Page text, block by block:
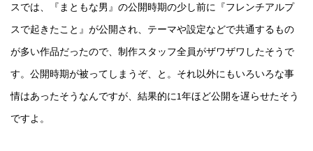
スでは、『まともな男』の公開時期の少し前に『フレンチアルプ
スで起きたこと』が公開され、テーマや設定などで共通するもの
が多い作品だったので、制作スタッフ全員がザワザワしたそうで
す。公開時期が被ってしまうぞ、と。それ以外にもいろいろな事
情はあったそうなんですが、結果的に1年ほど公開を遅らせたそう
ですよ。